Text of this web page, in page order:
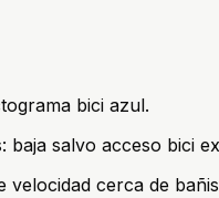
bici azul.
baja salvo acceso bici
cerca de